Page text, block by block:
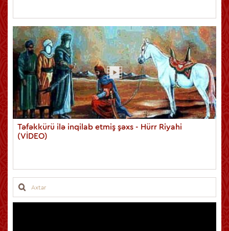
Təfəkkürü ilə inqilab etmiş şəxs - Hürr Riyahi
(VİDEO)